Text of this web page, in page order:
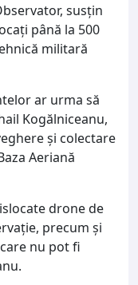
susțin
până la 500
militară
ar urma să
Kogălniceanu,
și colectare
Aeriană
drone de
precum și
nu pot fi